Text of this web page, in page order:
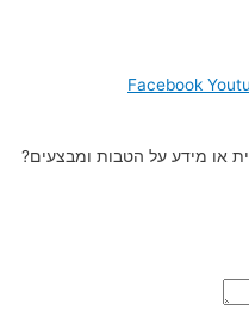
Facebook
או מידע על הטבות ומבצעים?